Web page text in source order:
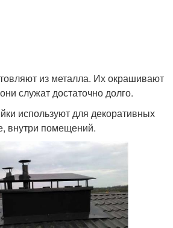
из металла. Их окрашивают
служат достаточно долго.
используют для декоративных
внутри помещений.